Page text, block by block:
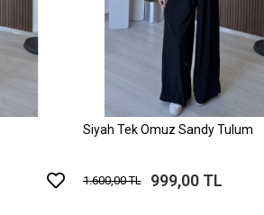
Siyah Tek Omuz Sandy Tulum
1.600,00 TL 999,00 TL